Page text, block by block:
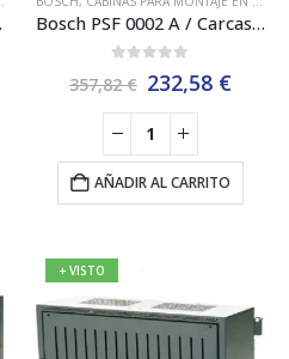
28 Ah.
€.
Bosch PSF 0002 A / Carcasa Fuente Alimentación, Bastidor Pequeño.
357,82€ El
precio
original
era:
357,82 €.
232,58 €El
AÑADIR AL CARRITO
+ VISTO